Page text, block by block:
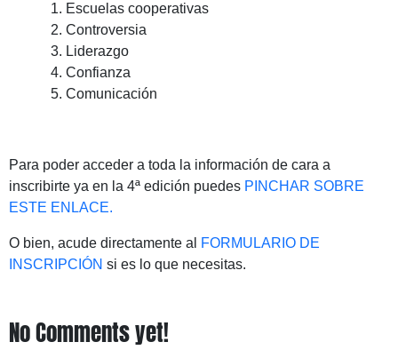
Escuelas cooperativas
Controversia
Liderazgo
Confianza
Comunicación
Para poder acceder a toda la información de cara a
inscribirte ya en la 4ª edición puedes PINCHAR SOBRE
ESTE ENLACE.
O bien, acude directamente al
FORMULARIO DE
INSCRIPCIÓN si es lo que necesitas.
No Comments yet!